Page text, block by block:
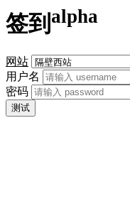
签到 alpha
网站
用户名
密码
测试